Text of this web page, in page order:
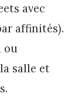
avec
affinités).
ou
salle et